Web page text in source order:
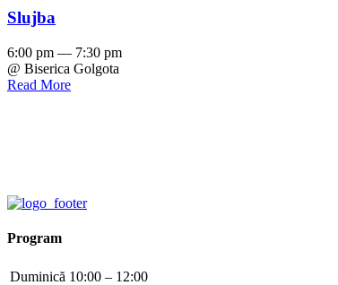
Slujba
6:00 pm — 7:30 pm
@ Biserica Golgota
Read More
Program
Duminică 10:00 – 12:00